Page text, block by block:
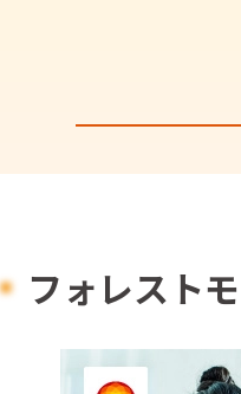
フォレスト